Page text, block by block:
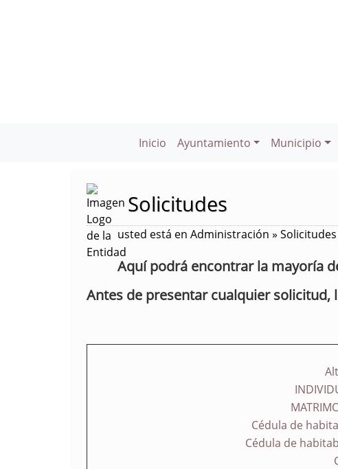
Inicio Ayuntamiento Municipio
Solicitudes
usted está en Administración » Solicitudes
Aquí podrá encontrar la mayoría
Antes de presentar cualquier solicitud,
Cédula de
Cédula de